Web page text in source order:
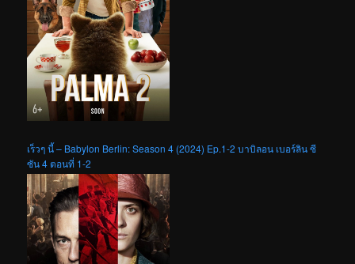
เร็วๆ นี้ – Babylon Berlin: Season 4 (2024) Ep.1-2 บาบิลอน เบอร์ลิน ซี
ซัน 4 ตอนที่ 1-2